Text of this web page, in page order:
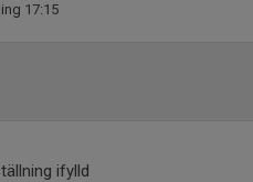
17:15
ifylld